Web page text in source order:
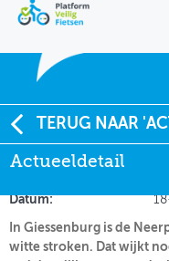
ACTUEEL
DOSSIERS
BIJEENKOMSTEN
ONTWERPERSCAFÉ
TERUG NAAR
Actueeldetail
Witte stroken voor de
Datum:
In Giessenburg is de
witte stroken. Dat wijkt